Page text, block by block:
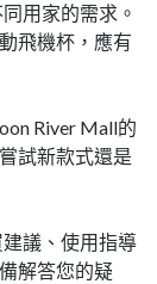
用家的需求。
飛機杯，應有
River Mall的
試新款式還是
議、使用指導
解答您的疑